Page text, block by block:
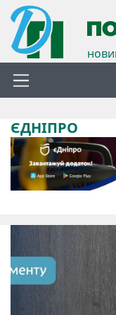
ЄДНІПРО